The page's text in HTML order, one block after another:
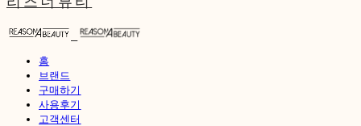
홈
브랜드
구매하기
사용후기
고객센터